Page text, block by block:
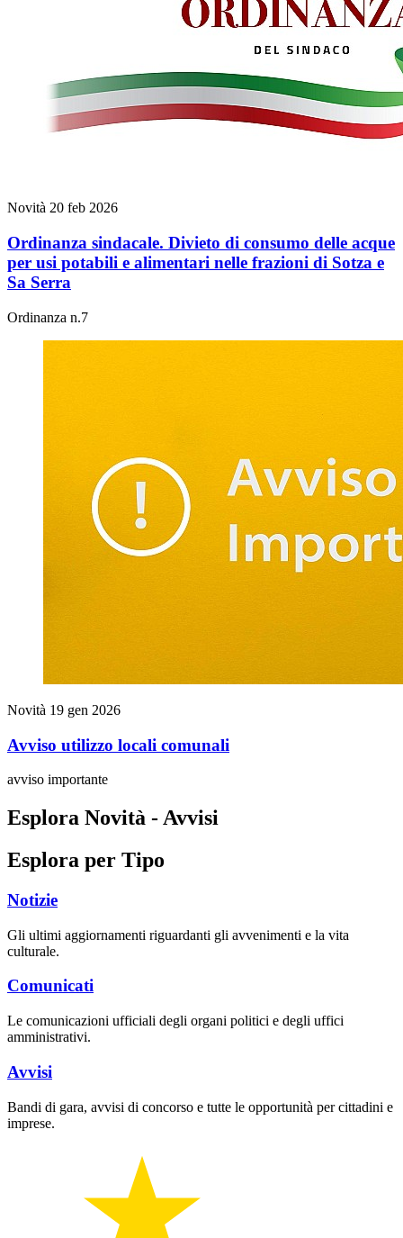
Novità 20 feb 2026
Ordinanza sindacale. Divieto di consumo delle acque
per usi potabili e alimentari nelle frazioni di Sotza e
Sa Serra
Ordinanza n.7
Novità 19 gen 2026
Avviso utilizzo locali comunali
avviso importante
Esplora Novità - Avvisi
Esplora per Tipo
Notizie
Gli ultimi aggiornamenti riguardanti gli avvenimenti e la vita
culturale.
Comunicati
Le comunicazioni ufficiali degli organi politici e degli uffici
amministrativi.
Avvisi
Bandi di gara, avvisi di concorso e tutte le opportunità per cittadini e
imprese.